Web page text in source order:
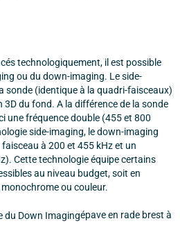
technologiquement, il est possible
ou du down-imaging. Le side-
sonde (identique à la quadri-faisceaux)
3D du fond. A la différence de la sonde
une fréquence double (455 et 800
side-imaging, le down-imaging
à 200 et 455 kHz et un
Cette technologie équipe certains
au niveau budget, soit en
ou couleur.
épave en rade brest à